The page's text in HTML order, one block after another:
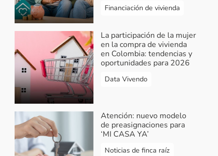
¡Hola Hebert! Lo sentimos,
nosotros no contamos con esta
información. Lo ideal es que cotices
el valor de diferente inmuebles en
el sector de Bonanza y con esa
información calcular un valor
promedio del m2. ¡Feliz día!
Responder...
CARLOS URIEL GUARIN-Valor
Comercial
2021-07-13 13:41:21
Financiación de vivienda
La participación de la mujer
en la compra de vivienda
en Colombia: tendencias y
oportunidades para 2026
Data Vivendo
Atención: nuevo modelo
de preasignaciones para
‘MI CASA YA’
Noticias de finca raíz